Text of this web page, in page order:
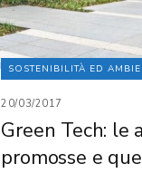
SOSTENIBILITÀ ED
20/03/2017
Green Tech: le
promosse e